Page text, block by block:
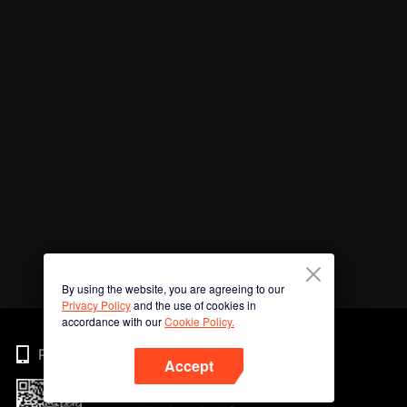
By using the website, you are agreeing to our
Privacy Policyand the use of cookies in
accordance with ourCookie Policy.
Accept
Phone